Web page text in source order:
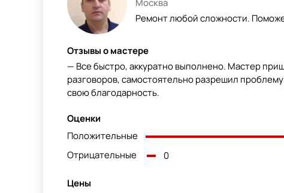
Москва
Ремонт любой сложности.
Отзывы о мастере
— Все быстро, аккуратно выполнено. Мастер
разговоров, самостоятельно разрешил
свою благодарность.
Оценки
Положительные
Отрицательные
0
Цены